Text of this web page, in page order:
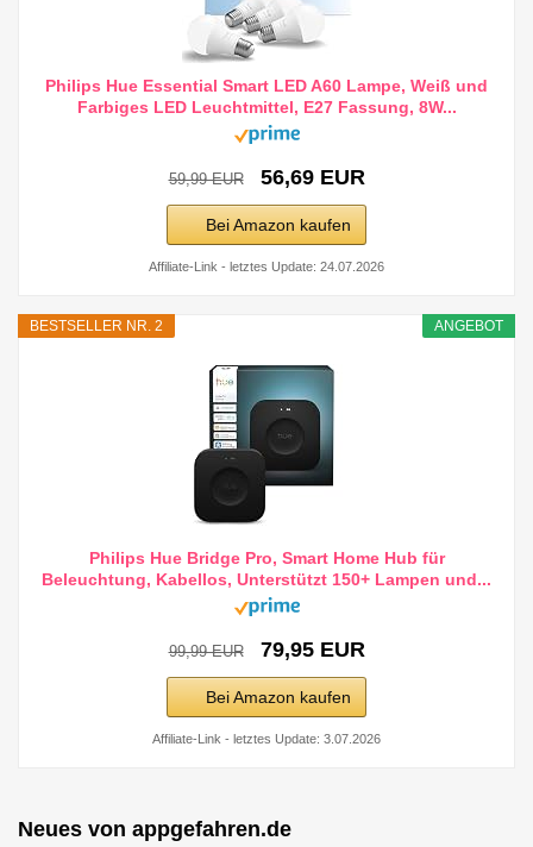
Philips Hue Essential Smart LED A60 Lampe, Weiß und
Farbiges LED Leuchtmittel, E27 Fassung, 8W...
59,99 EUR 56,69 EUR
Bei Amazon kaufen
Affiliate-Link - letztes Update: 24.07.2026
ANGEBOT
BESTSELLER NR. 2
Philips Hue Bridge Pro, Smart Home Hub für
Beleuchtung, Kabellos, Unterstützt 150+ Lampen und...
99,99 EUR 79,95 EUR
Bei Amazon kaufen
Affiliate-Link - letztes Update: 3.07.2026
Neues von appgefahren.de